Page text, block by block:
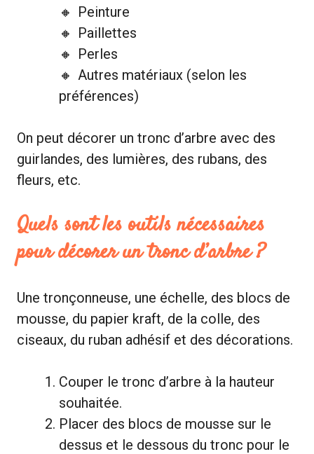
Peinture
Paillettes
Perles
Autres matériaux (selon les
préférences)
On peut décorer un tronc d’arbre avec des
guirlandes, des lumières, des rubans, des
fleurs, etc.
Quels sont les outils nécessaires
pour décorer un tronc d’arbre ?
Une tronçonneuse, une échelle, des blocs de
mousse, du papier kraft, de la colle, des
ciseaux, du ruban adhésif et des décorations.
Couper le tronc d’arbre à la hauteur
souhaitée.
Placer des blocs de mousse sur le
dessus et le dessous du tronc pour le